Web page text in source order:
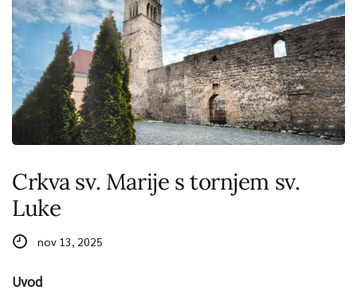
Crkva sv. Marije s tornjem sv.
Luke
nov 13, 2025
Uvod